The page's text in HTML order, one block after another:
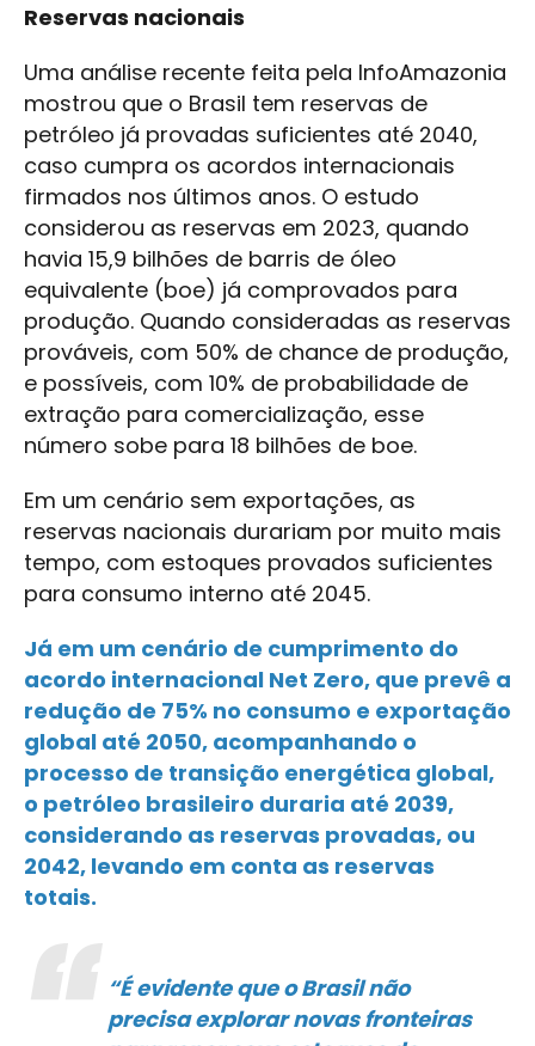
Reservas nacionais
Uma análise recente feita pela InfoAmazonia
mostrou que o Brasil tem reservas de
petróleo já provadas suficientes até 2040,
caso cumpra os acordos internacionais
firmados nos últimos anos. O estudo
considerou as reservas em 2023, quando
havia 15,9 bilhões de barris de óleo
equivalente (boe) já comprovados para
produção. Quando consideradas as reservas
prováveis, com 50% de chance de produção,
e possíveis, com 10% de probabilidade de
extração para comercialização, esse
número sobe para 18 bilhões de boe.
Em um cenário sem exportações, as
reservas nacionais durariam por muito mais
tempo, com estoques provados suficientes
para consumo interno até 2045.
Já em um cenário de cumprimento do
acordo internacional Net Zero, que prevê a
redução de 75% no consumo e exportação
global até 2050, acompanhando o
processo de transição energética global,
o petróleo brasileiro duraria até 2039,
considerando as reservas provadas, ou
2042, levando em conta as reservas
totais.
“É evidente que o Brasil não
precisa explorar novas fronteiras